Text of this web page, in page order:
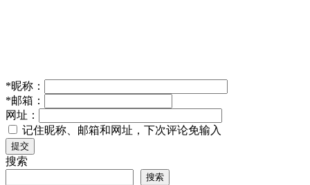
*昵称：
*邮箱：
网址：
记住昵称、邮箱和网址，下次评论免输入
提交
搜索
搜索